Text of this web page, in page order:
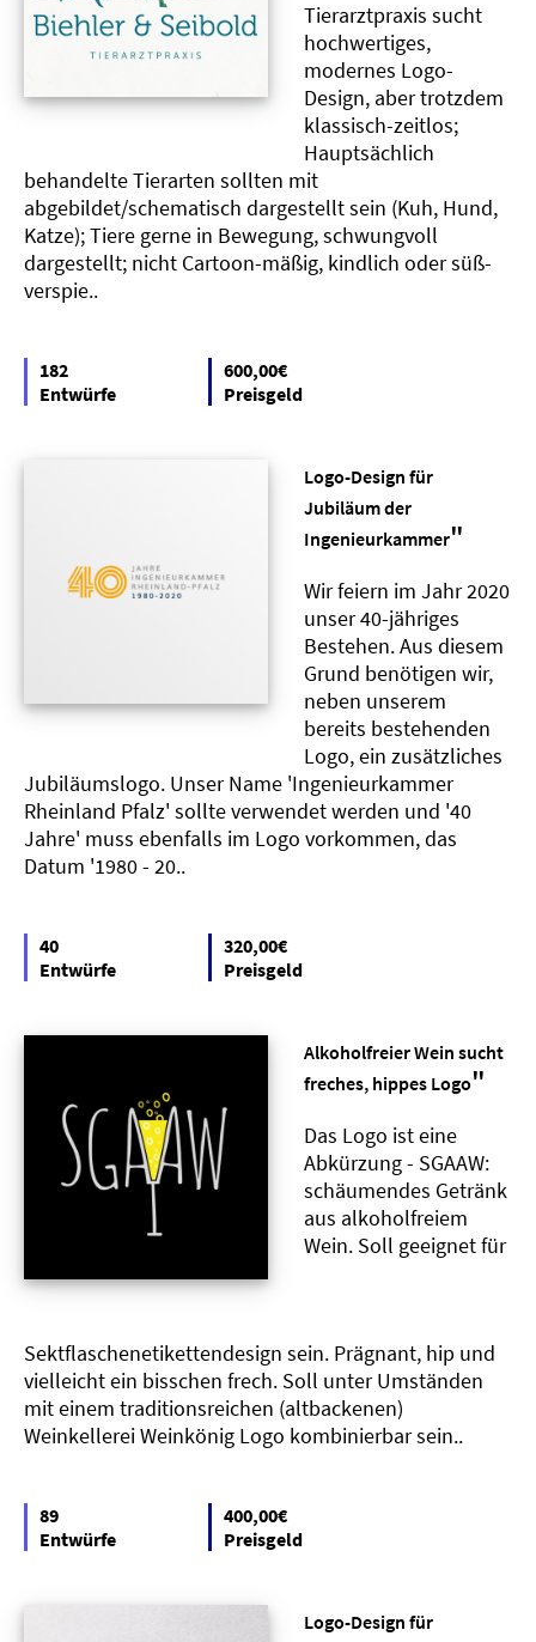
Tierarztpraxis sucht
hochwertiges,
modernes Logo-
Design, aber trotzdem
klassisch-zeitlos;
Hauptsächlich
behandelte Tierarten sollten mit
abgebildet/schematisch dargestellt sein (Kuh, Hund,
Katze); Tiere gerne in Bewegung, schwungvoll
dargestellt; nicht Cartoon-mäßig, kindlich oder süß-
verspie..
182
Entwürfe
600,00€
Preisgeld
Logo-Design für
Jubiläum der
Ingenieurkammer"
Wir feiern im Jahr 2020
unser 40-jähriges
Bestehen. Aus diesem
Grund benötigen wir,
neben unserem
bereits bestehenden
Logo, ein zusätzliches
Jubiläumslogo. Unser Name 'Ingenieurkammer
Rheinland Pfalz' sollte verwendet werden und '40
Jahre' muss ebenfalls im Logo vorkommen, das
Datum '1980 - 20..
40
Entwürfe
320,00€
Preisgeld
Alkoholfreier Wein sucht
freches, hippes Logo"
Das Logo ist eine
Abkürzung - SGAAW:
schäumendes Getränk
aus alkoholfreiem
Wein. Soll geeignet für
Sektflaschenetikettendesign sein. Prägnant, hip und
vielleicht ein bisschen frech. Soll unter Umständen
mit einem traditionsreichen (altbackenen)
Weinkellerei Weinkönig Logo kombinierbar sein..
89
Entwürfe
400,00€
Preisgeld
Logo-Design für